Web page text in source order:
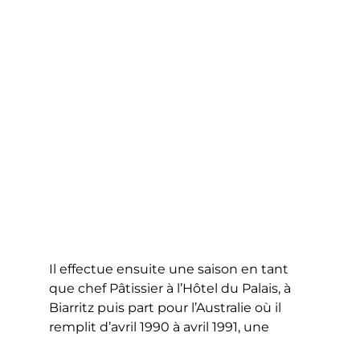
Il effectue ensuite une saison en tant
que chef Pâtissier à l’Hôtel du Palais, à
Biarritz puis part pour l’Australie où il
remplit d’avril 1990 à avril 1991, une